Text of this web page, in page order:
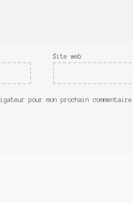
Site web
pour mon prochain commentaire.